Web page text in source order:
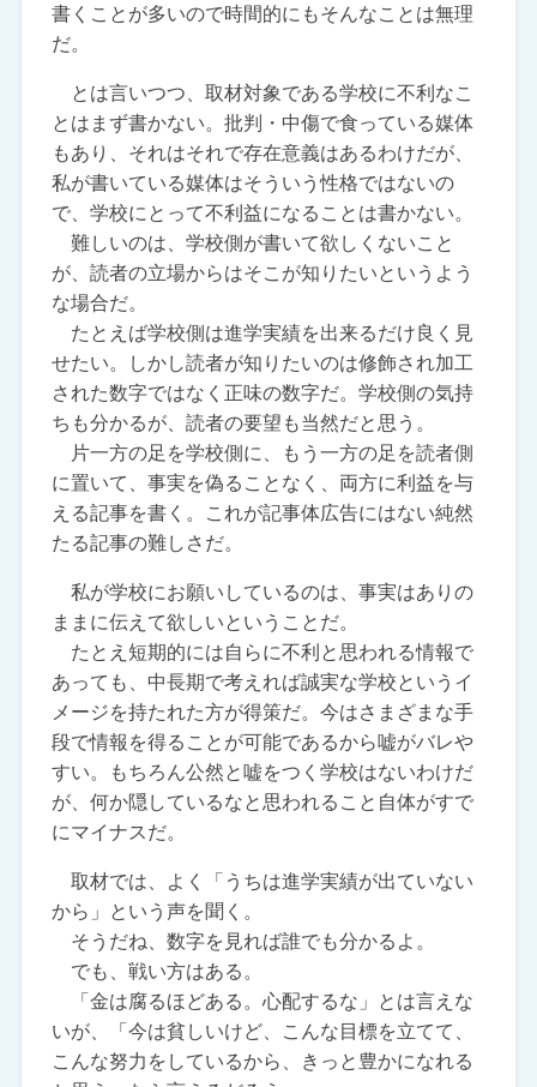
書くことが多いので時間的にもそんなことは無理
だ。
とは言いつつ、取材対象である学校に不利なこ
とはまず書かない。批判・中傷で食っている媒体
もあり、それはそれで存在意義はあるわけだが、
私が書いている媒体はそういう性格ではないの
で、学校にとって不利益になることは書かない。
難しいのは、学校側が書いて欲しくないこと
が、読者の立場からはそこが知りたいというよう
な場合だ。
たとえば学校側は進学実績を出来るだけ良く見
せたい。しかし読者が知りたいのは修飾され加工
された数字ではなく正味の数字だ。学校側の気持
ちも分かるが、読者の要望も当然だと思う。
片一方の足を学校側に、もう一方の足を読者側
に置いて、事実を偽ることなく、両方に利益を与
える記事を書く。これが記事体広告にはない純然
たる記事の難しさだ。
私が学校にお願いしているのは、事実はありの
ままに伝えて欲しいということだ。
たとえ短期的には自らに不利と思われる情報で
あっても、中長期で考えれば誠実な学校というイ
メージを持たれた方が得策だ。今はさまざまな手
段で情報を得ることが可能であるから嘘がバレや
すい。もちろん公然と嘘をつく学校はないわけだ
が、何か隠しているなと思われること自体がすで
にマイナスだ。
取材では、よく「うちは進学実績が出ていない
から」という声を聞く。
そうだね、数字を見れば誰でも分かるよ。
でも、戦い方はある。
「金は腐るほどある。心配するな」とは言えな
いが、「今は貧しいけど、こんな目標を立てて、
こんな努力をしているから、きっと豊かになれる